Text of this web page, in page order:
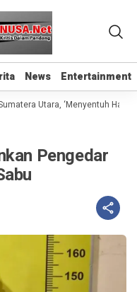
News Entertainment
News Entertainment
Utara, ‘Menyentuh Hati
Pengedar